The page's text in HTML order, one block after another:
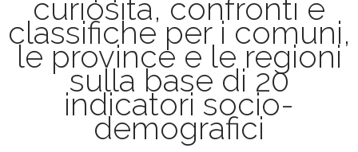
curiosità, confronti e
classifiche per i comuni,
le province e le regioni
sulla base di 20
indicatori socio-
demografici